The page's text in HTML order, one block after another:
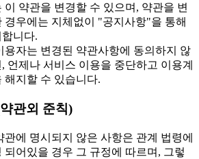
이 약관을 변경할 수 있으며, 약관을 변
경우에는 지체없이 "공지사항"을 통해
니다.
자는 변경된 약관사항에 동의하지 않
, 언제나 서비스 이용을 중단하고 이용계
해지할 수 있습니다.
관외 준칙)
관에 명시되지 않은 사항은 관계 법령에
되어있을 경우 그 규정에 따르며, 그렇